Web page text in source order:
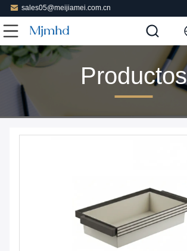
sales05@meijiamei.com.cn
Productos